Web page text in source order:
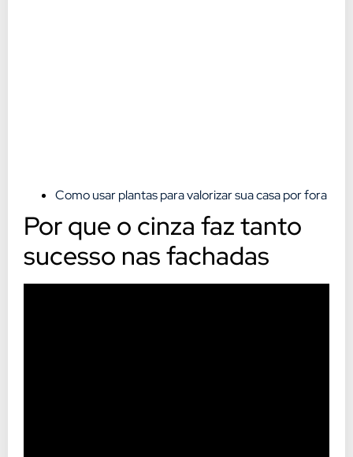
Como usar plantas para valorizar sua casa por fora
Por que o cinza faz tanto
sucesso nas fachadas